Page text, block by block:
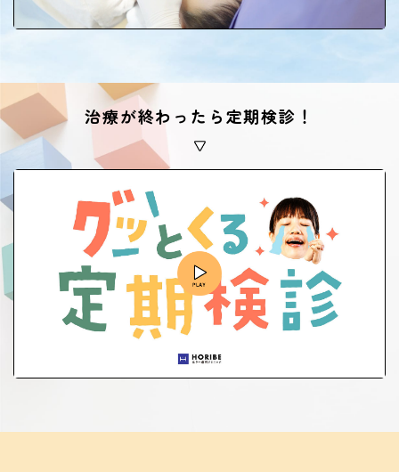
治療が終わったら定期検診！